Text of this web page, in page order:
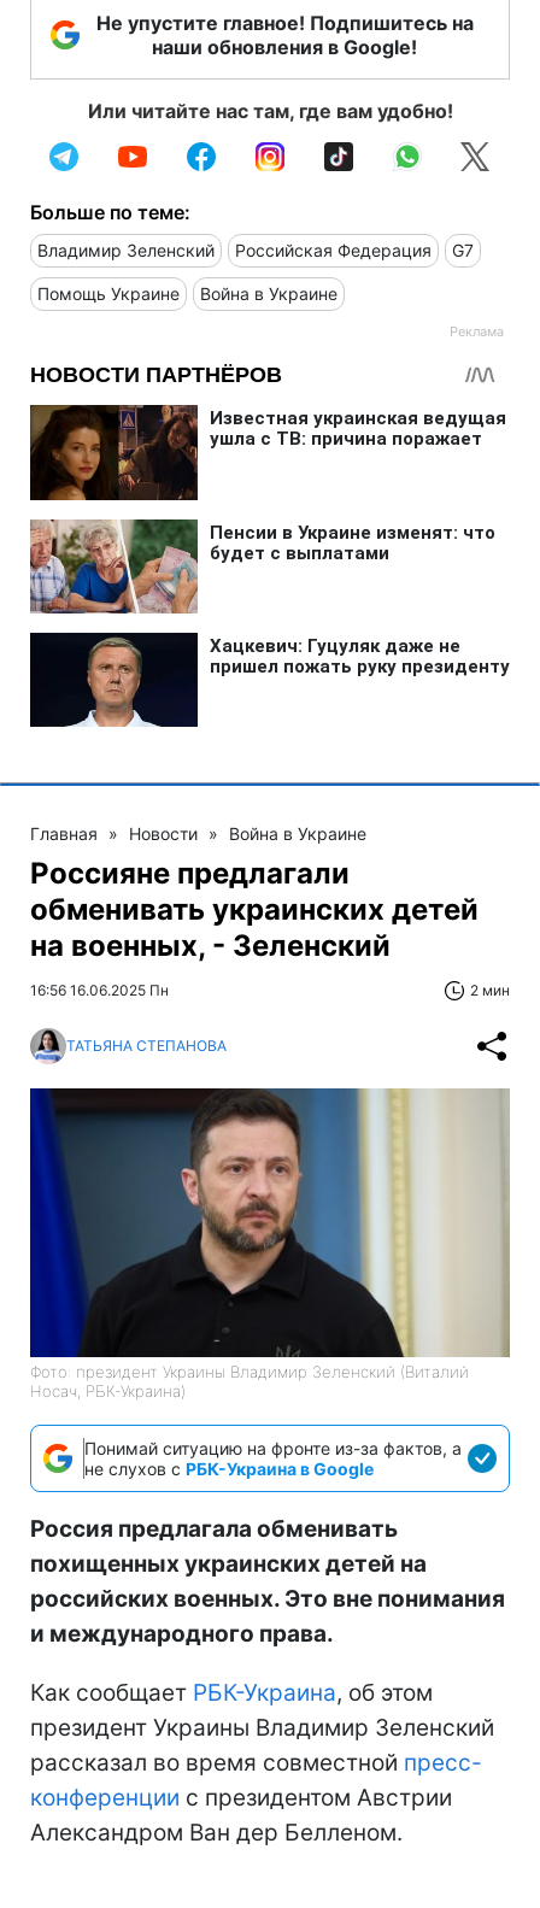
Не упустите главное! Подпишитесь на
наши обновления в Google!
Или читайте нас там, где вам удобно!
Больше по теме:
Владимир Зеленский Российская Федерация G7
Помощь Украине Война в Украине
Главная » Новости » Война в Украине
Россияне предлагали
обменивать украинских детей
на военных, - Зеленский
16:56 16.06.2025 Пн 2 мин
ТАТЬЯНА СТЕПАНОВА
Фото: президент Украины Владимир Зеленский (Виталий
Носач, РБК-Украина)
Понимай ситуацию на фронте из-за фактов, а
не слухов с РБК-Украина в Google
Россия предлагала обменивать
похищенных украинских детей на
российских военных. Это вне понимания
и международного права.
Как сообщает РБК-Украина, об этом
президент Украины Владимир Зеленский
рассказал во время совместной пресс-
конференции с президентом Австрии
Александром Ван дер Белленом.